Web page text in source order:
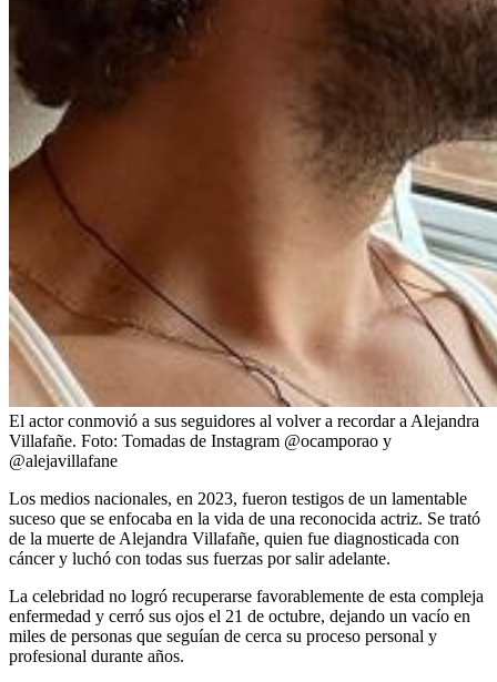
El actor conmovió a sus seguidores al volver a recordar a Alejandra
Villafañe. Foto: Tomadas de Instagram @ocamporao y
@alejavillafane
Los medios nacionales, en 2023, fueron testigos de un lamentable
suceso que se enfocaba en la vida de una reconocida actriz. Se trató
de la muerte de Alejandra Villafañe, quien fue diagnosticada con
cáncer y luchó con todas sus fuerzas por salir adelante.
La celebridad no logró recuperarse favorablemente de esta compleja
enfermedad y cerró sus ojos el 21 de octubre, dejando un vacío en
miles de personas que seguían de cerca su proceso personal y
profesional durante años.